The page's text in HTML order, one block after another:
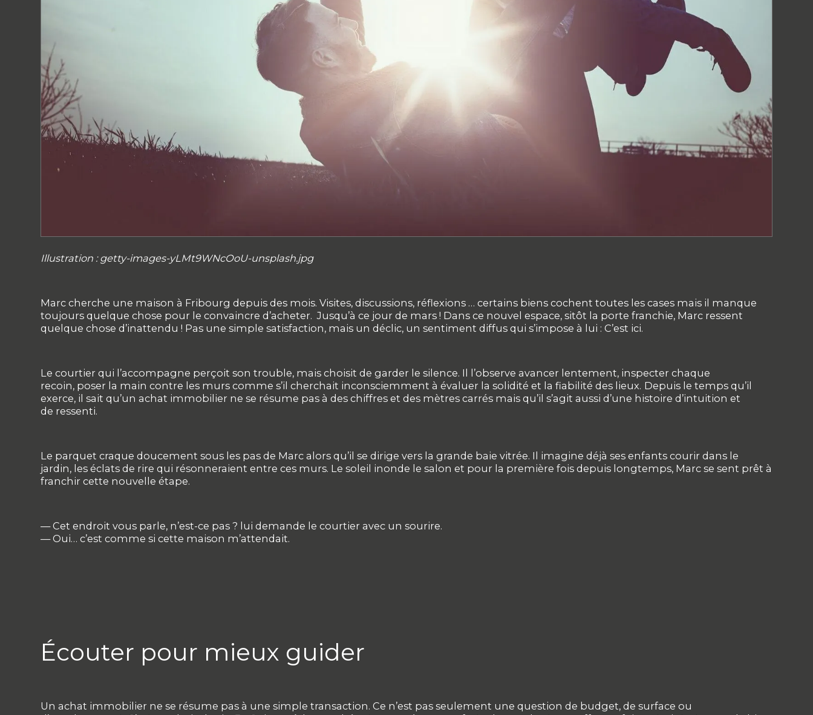
Illustration : getty-images-yLMt9WNcOoU-unsplash.jpg
Marc cherche une maison à Fribourg depuis des mois. Visites, discussions, réflexions … certains biens cochent toutes les cases mais il manque
toujours quelque chose pour le convaincre d’acheter. Jusqu’à ce jour de mars ! Dans ce nouvel espace, sitôt la porte franchie, Marc ressent
quelque chose d’inattendu ! Pas une simple satisfaction, mais un déclic, un sentiment diffus qui s’impose à lui : C’est ici.
Le courtier qui l’accompagne perçoit son trouble, mais choisit de garder le silence. Il l’observe avancer lentement, inspecter chaque
recoin, poser la main contre les murs comme s’il cherchait inconsciemment à évaluer la solidité et la fiabilité des lieux. Depuis le temps qu’il
exerce, il sait qu’un achat immobilier ne se résume pas à des chiffres et des mètres carrés mais qu’il s’agit aussi d’une histoire d’intuition et
de ressenti.
Le parquet craque doucement sous les pas de Marc alors qu’il se dirige vers la grande baie vitrée. Il imagine déjà ses enfants courir dans le
jardin, les éclats de rire qui résonneraient entre ces murs. Le soleil inonde le salon et pour la première fois depuis longtemps, Marc se sent prêt à
franchir cette nouvelle étape.
— Cet endroit vous parle, n’est-ce pas ? lui demande le courtier avec un sourire.
— Oui… c’est comme si cette maison m’attendait.
Écouter pour mieux guider
Un achat immobilier ne se résume pas à une simple transaction. Ce n’est pas seulement une question de budget, de surface ou